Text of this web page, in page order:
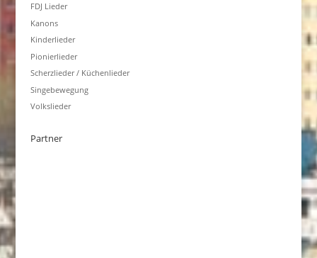
FDJ Lieder
Kanons
Kinderlieder
Pionierlieder
Scherzlieder / Küchenlieder
Singebewegung
Volkslieder
Partner